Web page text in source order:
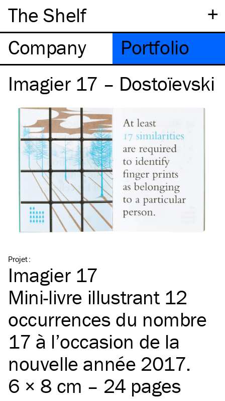
+
The Shelf
Company
Portfolio
Imagier 17 – Dostoïevski
Projet:
Imagier 17
Mini-livre illustrant 12
occurrences du nombre
17 à l’occasion de la
nouvelle année 2017.
6 × 8 cm – 24 pages